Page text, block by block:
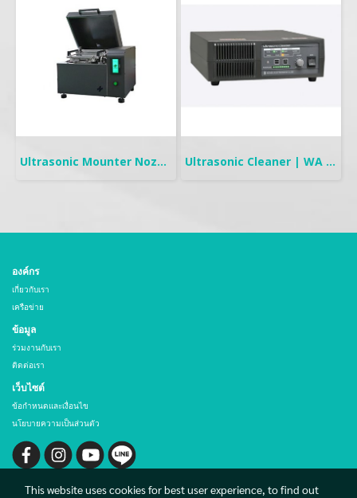
Ultrasonic Mounter Nozzle Cleaner | SC-ENX Ultrasonic Cleaner | WA Low frequency, Separate type
องค์กร
เกี่ยวกับเรา
เครือข่าย
ข้อมูล
ร่วมงานกับเรา
ติดต่อเรา
เว็บไซต์
ข้อกำหนดและเงื่อนไข
นโยบายความเป็นส่วนตัว
This website uses cookies for best user experience, to find out